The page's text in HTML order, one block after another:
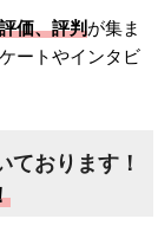
価、評判が集ま
ートやインタビ
ております！